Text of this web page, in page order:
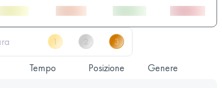
Tempo Posizione Genere